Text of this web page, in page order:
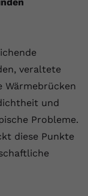
veraltete
Wärmebrücken
und
Probleme.
diese Punkte